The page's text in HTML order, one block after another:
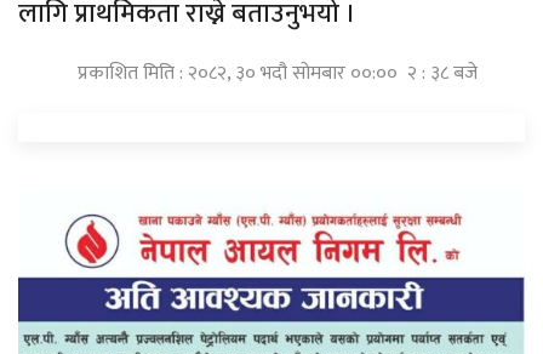
लागि प्राथमिकता राख्ने बताउनुभयो ।
प्रकाशित मिति : २०८२, ३० भदौ सोमबार ००:०० २ : ३८ बजे